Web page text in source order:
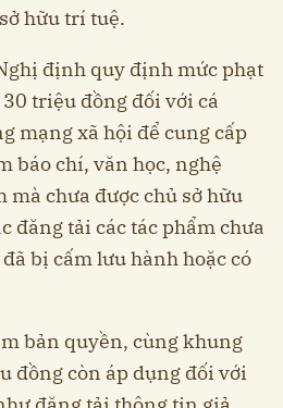
hữu trí tuệ.
định quy định mức phạt
triệu đồng đối với cá
mạng xã hội để cung cấp
báo chí, văn học, nghệ
mà chưa được chủ sở hữu
đăng tải các tác phẩm chưa
bị cấm lưu hành hoặc có
bản quyền, cùng khung
đồng còn áp dụng đối với